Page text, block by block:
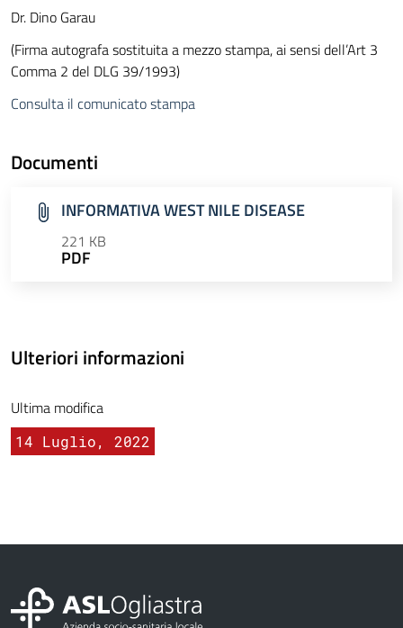
Dr. Dino Garau
(Firma autografa sostituita a mezzo stampa, ai sensi dell’Art 3
Comma 2 del DLG 39/1993)
Consulta il comunicato stampa
Documenti
INFORMATIVA WEST NILE DISEASE
221 KB
PDF
Ulteriori informazioni
Ultima modifica
14 Luglio, 2022